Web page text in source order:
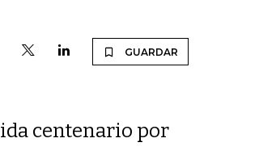
GUARDAR
centenario por